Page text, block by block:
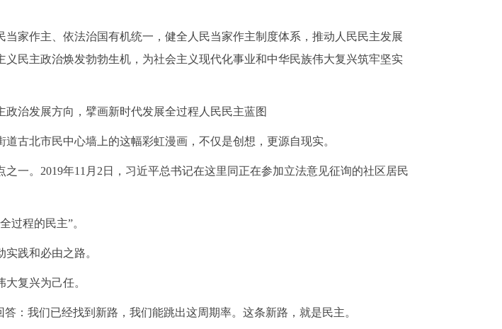
家作主、依法治国有机统一，健全人民当家作主制度体系，推动人民民主发展
民主政治焕发勃勃生机，为社会主义现代化事业和中华民族伟大复兴筑牢坚实
治发展方向，擘画新时代发展全过程人民民主蓝图
古北市民中心墙上的这幅彩虹漫画，不仅是创想，更源自现实。
一。 2019年11月2日，习近平总书记在这里同正在参加立法意见征询的社区居民
过程的民主”。
践和必由之路。
复兴为己任。
：我们已经找到新路，我们能跳出这周期率。这条新路，就是民主。